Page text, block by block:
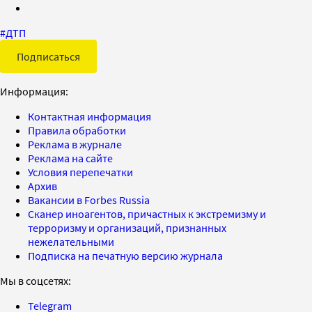
#ДТП
Подписаться
Информация:
Контактная информация
Правила обработки
Реклама в журнале
Реклама на сайте
Условия перепечатки
Архив
Вакансии в Forbes Russia
Сканер иноагентов, причастных к экстремизму и
терроризму и организаций, признанных
нежелательными
Подписка на печатную версию журнала
Мы в соцсетях:
Telegram